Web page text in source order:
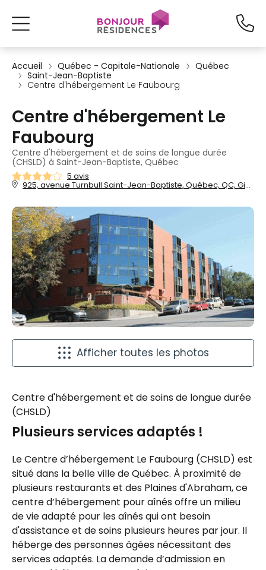
Accueil Québec - Capitale-Nationale
Québec
Saint-Jean-Baptiste
Centre d'hébergement Le Faubourg
Centre d'hébergement Le
Faubourg
Centre d'hébergement et de soins de longue durée
(CHSLD) à Saint-Jean-Baptiste, Québec
5 avis
925, avenue Turnbull Saint-Jean-Baptiste, Québec, QC, GiR 2X6
Afficher toutes les photos
Centre d'hébergement et de soins de longue durée
(CHSLD)
Plusieurs services adaptés !
Le Centre d’hébergement Le Faubourg (CHSLD) est
situé dans la belle ville de Québec. À proximité de
plusieurs restaurants et des Plaines d'Abraham, ce
centre d’hébergement pour aînés offre un milieu
de vie adapté pour les aînés qui ont besoin
d'assistance et de soins plusieurs heures par jour. Il
héberge des personnes âgées nécessitant des
services adaptés. La demande d’admission en